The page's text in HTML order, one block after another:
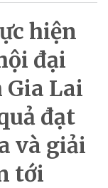
hiện
đại
Lai
đạt
và giải
tới